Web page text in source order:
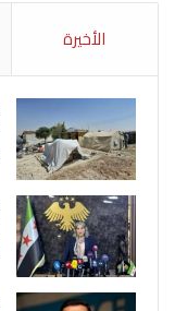
الأخيرة